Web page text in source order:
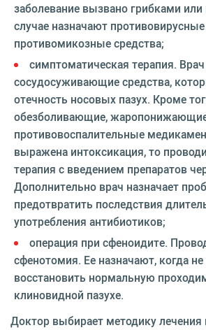
заболевание вызвано грибками
случае назначают
противомикозные средства;
симптоматическая терапия. Врач
сосудосуживающие средства,
отечность носовых пазух. Кроме
обезболивающие,
противовоспалительные
выражена интоксикация, то
терапия с введением препаратов
Дополнительно врач назначает
предотвратить последствия
употребления антибиотиков;
операция при сфеноидите.
сфенотомия. Ее назначают, когда не
восстановить нормальную
клиновидной пазухе.
Доктор выбирает методику лечения